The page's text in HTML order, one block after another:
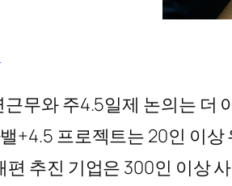
무와 주4.5일제 논의는 더
+4.5 프로젝트는 20인 이
편 추진 기업은 300인 이상